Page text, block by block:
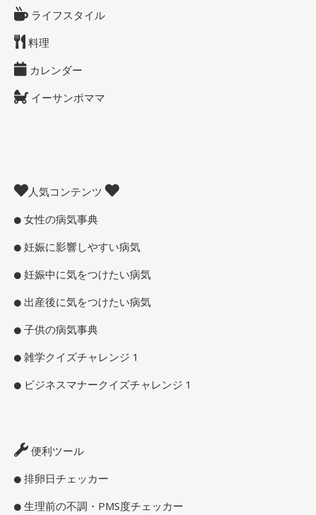
ライフスタイル
料理
カレンダー
イーサンポママ
人気コンテンツ
女性の病気事典
妊娠に影響しやすい病気
妊娠中に気をつけたい病気
出産後に気をつけたい病気
子供の病気事典
雑学クイズチャレンジ 1
ビジネスマナークイズチャレンジ 1
便利ツール
排卵日チェッカー
生理前の不調・PMS度チェッカー